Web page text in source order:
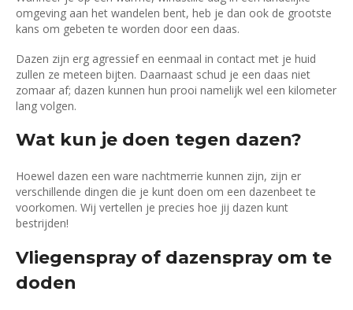
omgeving aan het wandelen bent, heb je dan ook de grootste
kans om gebeten te worden door een daas.
Dazen zijn erg agressief en eenmaal in contact met je huid
zullen ze meteen bijten. Daarnaast schud je een daas niet
zomaar af; dazen kunnen hun prooi namelijk wel een kilometer
lang volgen.
Wat kun je doen tegen dazen?
Hoewel dazen een ware nachtmerrie kunnen zijn, zijn er
verschillende dingen die je kunt doen om een dazenbeet te
voorkomen. Wij vertellen je precies hoe jij dazen kunt
bestrijden!
Vliegenspray of dazenspray om te
doden